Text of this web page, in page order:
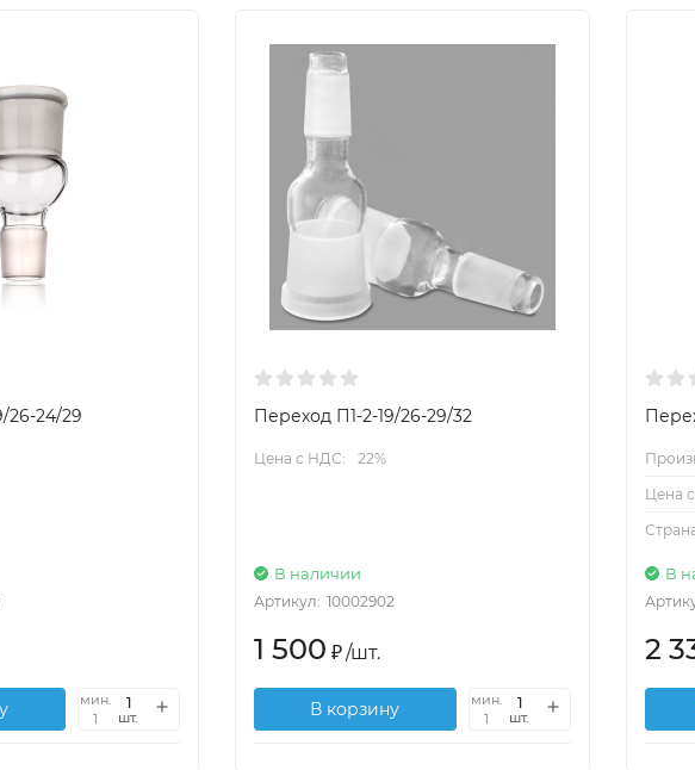
26-24/29
мин.
1
шт.
Переход П1-2-19/26-29/32
Цена с НДС: 22%
В наличии
Артикул: 10002902
1 500 ₽/шт.
В корзину
мин.
1
шт.
Цена
В
2